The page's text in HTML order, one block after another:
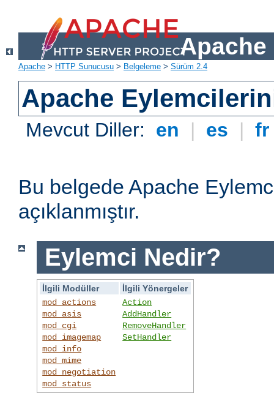
Apache
Apache > HTTP Sunucusu > Belgeleme > Sürüm 2.4
Apache
Mevcut Diller: en | es |
Bu belgede Apache
açıklanmıştır.
Eylemci Nedir?
İlgili Modüller
İlgili Yönergeler
mod_actions
mod_asis
mod_cgi
mod_imagemap
mod_info
mod_mime
mod_negotiation
mod_status
Action
AddHandler
RemoveHandler
SetHandler